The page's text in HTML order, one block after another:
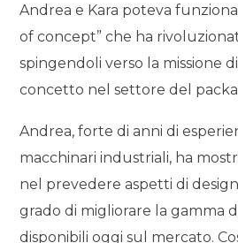
Andrea e Kara poteva
of concept” che ha
spingendoli verso la missione
concetto nel settore del
Andrea, forte di anni di
macchinari industriali, ha
nel prevedere aspetti di
grado di migliorare la gamma
disponibili oggi sul mercato.